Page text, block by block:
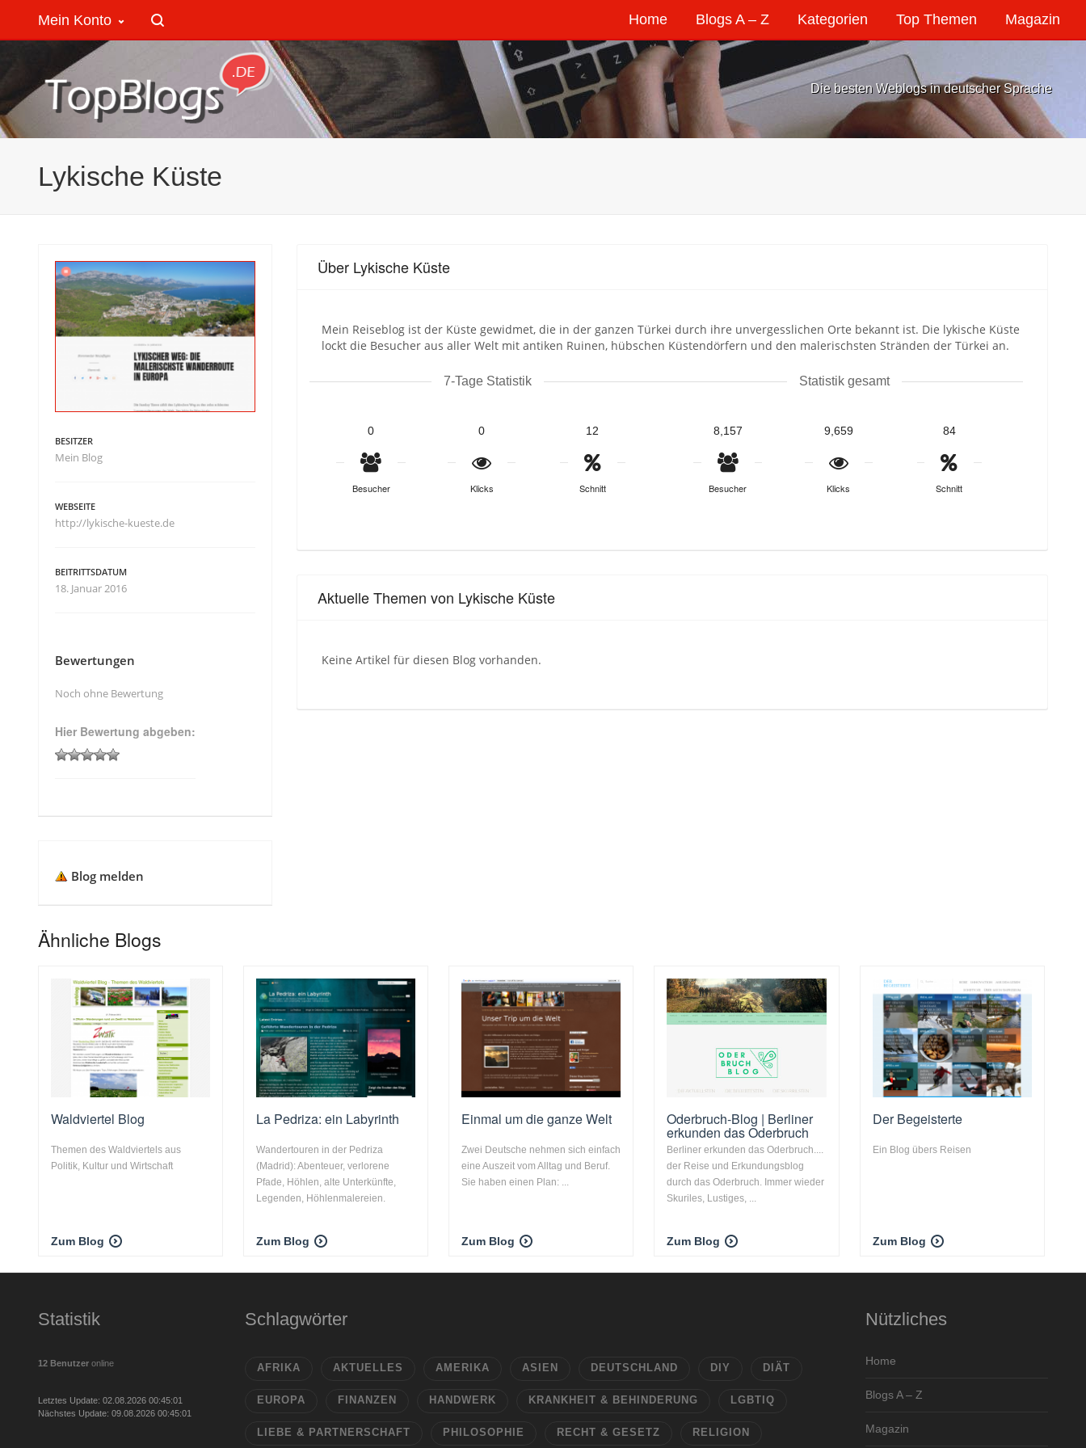
Home Blogs A – Z Kategorien Top Themen Magazin
Mein Konto
Die besten Weblogs in deutscher Sprache
Lykische Küste
Über Lykische Küste
Mein Reiseblog ist der Küste gewidmet, die in der ganzen Türkei durch ihre unvergesslichen Orte bekannt ist. Die lykische Küste
lockt die Besucher aus aller Welt mit antiken Ruinen, hübschen Küstendörfern und den malerischsten Stränden der Türkei an.
7-Tage Statistik
0
Besucher
0
Klicks
12
Schnitt
Statistik gesamt
8,157
Besucher
9,659
Klicks
84
Schnitt
Aktuelle Themen von Lykische Küste
Keine Artikel für diesen Blog vorhanden.
BESITZER
Mein Blog
WEBSEITE
http://lykische-kueste.de
BEITRITTSDATUM
18. Januar 2016
Bewertungen
Noch ohne Bewertung
Hier Bewertung abgeben:
Blog melden
Ähnliche Blogs
Waldviertel Blog
Themen des Waldviertels aus
Politik, Kultur und Wirtschaft
Zum Blog
La Pedriza: ein Labyrinth
Wandertouren in der Pedriza
(Madrid): Abenteuer, verlorene
Pfade, Höhlen, alte Unterkünfte,
Legenden, Höhlenmalereien.
Zum Blog
Einmal um die ganze Welt
Zwei Deutsche nehmen sich einfach
eine Auszeit vom Alltag und Beruf.
Sie haben einen Plan: ...
Zum Blog
Oderbruch-Blog | Berliner
erkunden das Oderbruch
Berliner erkunden das Oderbruch....
der Reise und Erkundungsblog
durch das Oderbruch. Immer wieder
Skuriles, Lustiges, ...
Zum Blog
Der Begeisterte
Ein Blog übers Reisen
Zum Blog
Statistik
12 Benutzer online
Letztes Update: 02.08.2026 00:45:01
Nächstes Update: 09.08.2026 00:45:01
Schlagwörter
AFRIKA AKTUELLES AMERIKA ASIEN DEUTSCHLAND DIY DIÄT
EUROPA FINANZEN HANDWERK KRANKHEIT & BEHINDERUNG LGBTIQ
LIEBE & PARTNERSCHAFT PHILOSOPHIE RECHT & GESETZ RELIGION
Nützliches
Home
Blogs A – Z
Magazin